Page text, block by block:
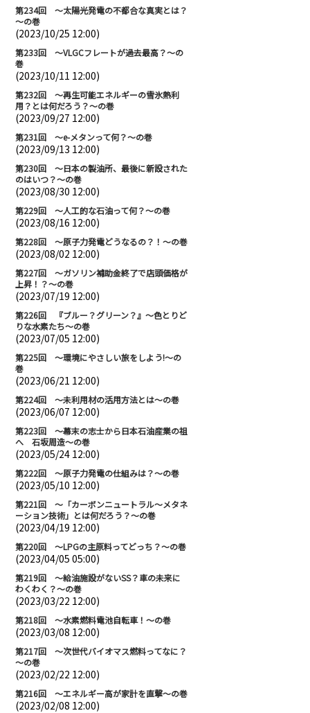
第234回 ～太陽光発電の不都合な真実とは？
～の巻
(2023/10/25 12:00)
第233回 ～VLGCフレートが過去最高？～の
巻
(2023/10/11 12:00)
第232回 ～再生可能エネルギーの雪氷熱利
用？とは何だろう？～の巻
(2023/09/27 12:00)
第231回 ～e-メタンって何？～の巻
(2023/09/13 12:00)
第230回 ～日本の製油所、最後に新設された
のはいつ？～の巻
(2023/08/30 12:00)
第229回 ～人工的な石油って何？～の巻
(2023/08/16 12:00)
第228回 ～原子力発電どうなるの？！～の巻
(2023/08/02 12:00)
第227回 ～ガソリン補助金終了で店頭価格が
上昇！？～の巻
(2023/07/19 12:00)
第226回 『ブルー？グリーン？』～色とりど
りな水素たち～の巻
(2023/07/05 12:00)
第225回 ～環境にやさしい旅をしよう!～の
巻
(2023/06/21 12:00)
第224回 ～未利用材の活用方法とは～の巻
(2023/06/07 12:00)
第223回 ～幕末の志士から日本石油産業の祖
へ 石坂周造～の巻
(2023/05/24 12:00)
第222回 ～原子力発電の仕組みは？～の巻
(2023/05/10 12:00)
第221回 ～「カーボンニュートラル～メタネ
ーション技術」とは何だろう？～の巻
(2023/04/19 12:00)
第220回 ～LPGの主原料ってどっち？～の巻
(2023/04/05 05:00)
第219回 ～給油施設がないSS？車の未来に
わくわく？～の巻
(2023/03/22 12:00)
第218回 ～水素燃料電池自転車！～の巻
(2023/03/08 12:00)
第217回 ～次世代バイオマス燃料ってなに？
～の巻
(2023/02/22 12:00)
第216回 ～エネルギー高が家計を直撃～の巻
(2023/02/08 12:00)